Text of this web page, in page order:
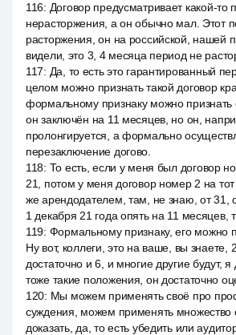
116: Договор предусматривает какой-то
нерасторжения, а он обычно мал. Этот
расторжения, он на российской, нашей
видели, это 3, 4 месяца период не
117: Да, то есть это гарантированный
целом можно признать такой договор
формальному признаку можно признать
он заключён на 11 месяцев, но он,
пролонгируется, а формально
перезаключение догово.
118: То есть, если у меня был договор
21, потом у меня договор номер 2 на
же арендодателем, там, не знаю, от 31,
1 декабря 21 года опять на 11 месяцев,
119: Формальному признаку, его можно
Ну вот, коллеги, это на ваше, вы знаете,
достаточно и 6, и многие другие будут,
тоже такие положения, он достаточно
120: Мы можем применять своё про
суждения, можем применять множество
доказать, да, то есть убедить или